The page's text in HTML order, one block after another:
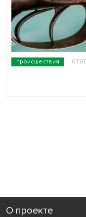
происшествия
О проекте